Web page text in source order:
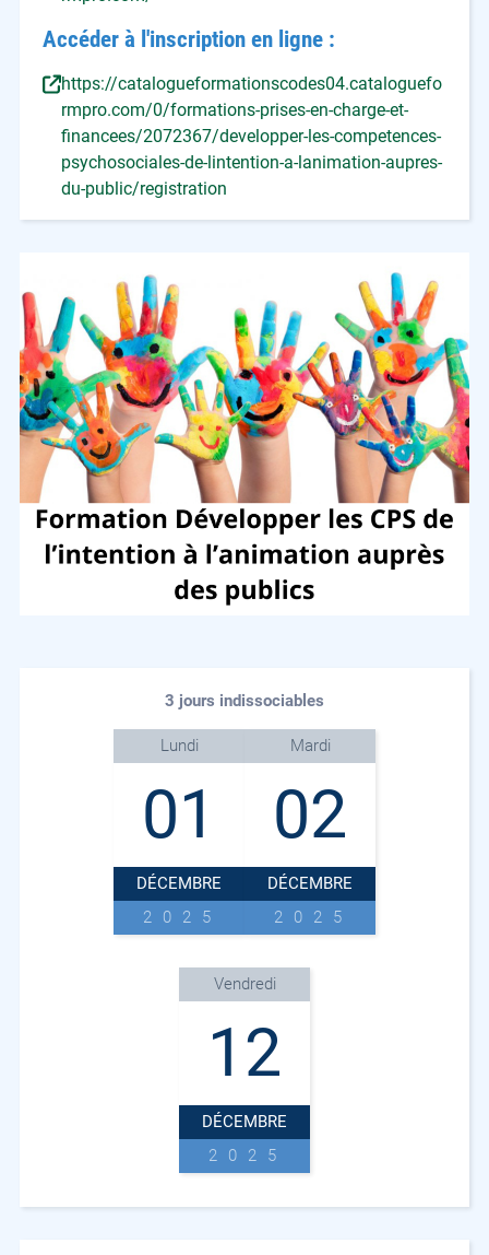
Accéder à l'inscription en ligne :
https://catalogueformationscodes04.cataloguefo
rmpro.com/0/formations-prises-en-charge-et-
financees/2072367/developper-les-competences-
psychosociales-de-lintention-a-lanimation-aupres-
du-public/registration
3 jours indissociables
Lundi
01
DÉCEMBRE
2025
Mardi
02
DÉCEMBRE
2025
Vendredi
12
DÉCEMBRE
2025